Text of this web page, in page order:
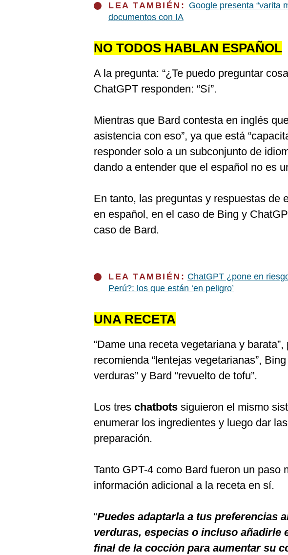
LEA TAMBIÉN: Google presenta “varita
documentos con IA
NO TODOS HABLAN ESPAÑOL
A la pregunta: “¿Te puedo preguntar
ChatGPT responden: “Sí”.
Mientras que Bard contesta en inglés
asistencia con eso”, ya que está
responder solo a un subconjunto de
dando a entender que el español no es
En tanto, las preguntas y respuestas de
en español, en el caso de Bing y
caso de Bard.
LEA TAMBIÉN: ChatGPT ¿pone en
Perú?: los que están ‘en peligro’
UNA RECETA
“Dame una receta vegetariana y
recomienda “lentejas vegetarianas”,
verduras” y Bard “revuelto de tofu”.
Los tres chatbots siguieron el mismo
enumerar los ingredientes y luego dar
preparación.
Tanto GPT-4 como Bard fueron un paso
información adicional a la receta en sí.
“Puedes adaptarla a tus preferencias
verduras, especias o incluso añadirle
final de la cocción para aumentar su